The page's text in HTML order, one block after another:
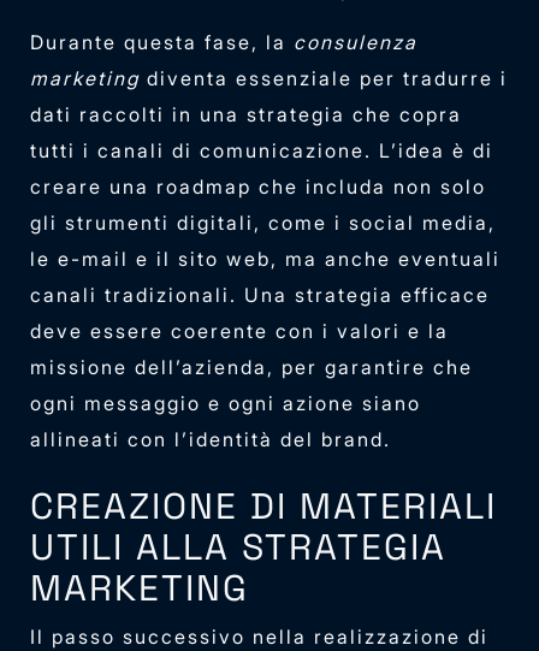
Durante questa fase, la consulenza
marketing diventa essenziale per tradurre i
dati raccolti in una strategia che copra
tutti i canali di comunicazione. L’idea è di
creare una roadmap che includa non solo
gli strumenti digitali, come i social media,
le e-mail e il sito web, ma anche eventuali
canali tradizionali. Una strategia efficace
deve essere coerente con i valori e la
missione dell’azienda, per garantire che
ogni messaggio e ogni azione siano
allineati con l’identità del brand.
CREAZIONE DI MATERIALI
UTILI ALLA STRATEGIA
MARKETING
Il passo successivo nella realizzazione di